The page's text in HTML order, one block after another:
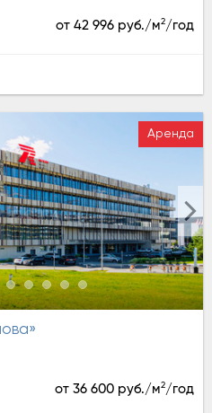
от 42 996 руб./м2/год
Аренда
от 36 600 руб./м2/год